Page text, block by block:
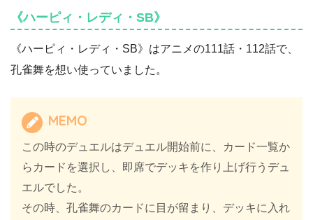
《ハーピィ・レディ・SB》
《ハーピィ・レディ・SB》はアニメの111話・112話で、
孔雀舞を想い使っていました。
MEMO
この時のデュエルはデュエル開始前に、カード一覧か
らカードを選択し、即席でデッキを作り上げ行うデュ
エルでした。
その時、孔雀舞のカードに目が留まり、デッキに入れ